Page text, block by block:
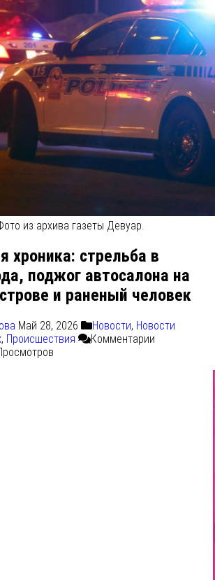
из архива газеты Девуар.
хроника: стрельба в
поджог автосалона на
и раненый человек
Май 28, 2026 Новости, Новости
, Происшествия
Комментарии